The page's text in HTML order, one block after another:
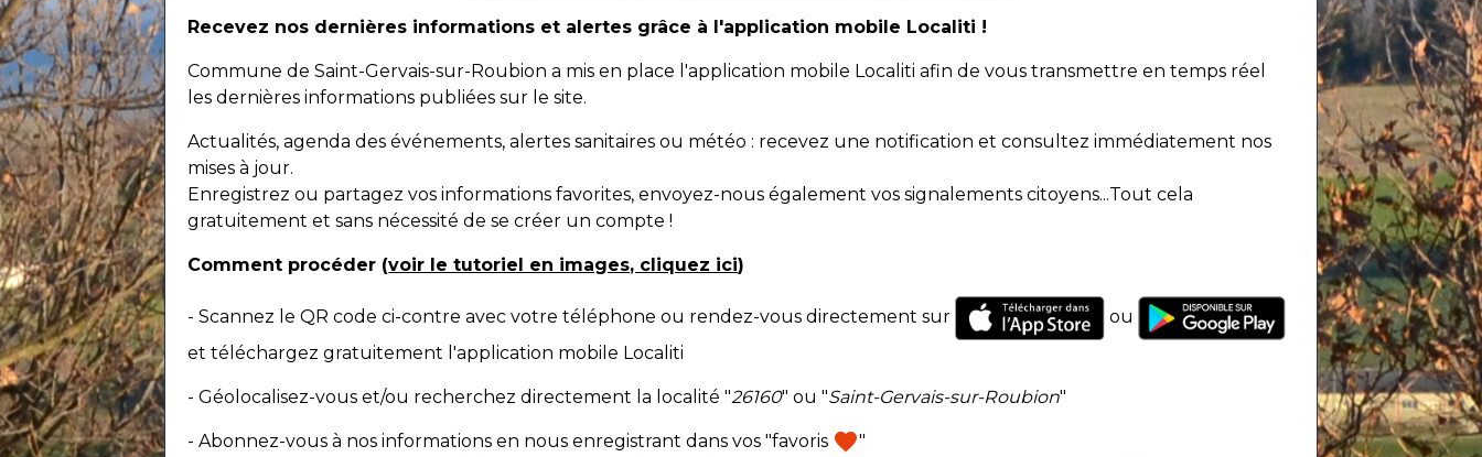
Recevez nos dernières informations et alertes grâce à l'application mobile Localiti !
Commune de Saint-Gervais-sur-Roubion a mis en place l'application mobile Localiti afin de vous transmettre en temps réel
les dernières informations publiées sur le site.
Actualités, agenda des événements, alertes sanitaires ou météo : recevez une notification et consultez immédiatement nos
mises à jour.
Enregistrez ou partagez vos informations favorites, envoyez-nous également vos signalements citoyens...Tout cela
gratuitement et sans nécessité de se créer un compte !
Comment procéder (voir le tutoriel en images, cliquez ici)
- Scannez le QR code ci-contre avec votre téléphone ou rendez-vous directement sur
ou
et téléchargez gratuitement l'application mobile Localiti
- Géolocalisez-vous et/ou recherchez directement la localité "26160" ou "Saint-Gervais-sur-Roubion"
- Abonnez-vous à nos informations en nous enregistrant dans vos "favoris favorite"